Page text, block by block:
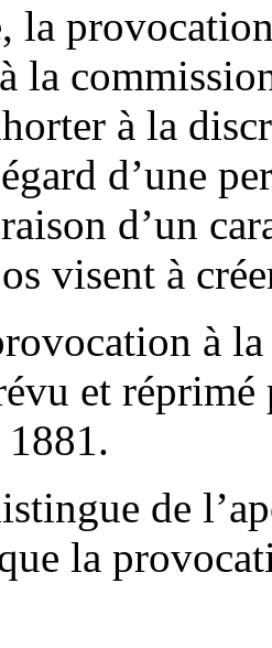
la
la
à la
d’une
d’un
visent à
à
et
de
la